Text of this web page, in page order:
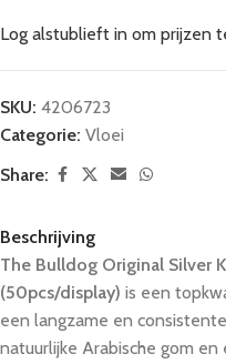
Log alstublieft in om prijzen
SKU: 4206723
Categorie: Vloei
Share:
Beschrijving
The Bulldog Original Silver
(50pcs/display) is een
een langzame en
natuurlijke Arabische gom